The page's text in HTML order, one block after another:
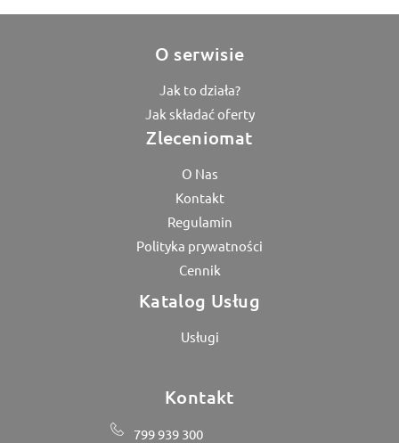
O serwisie
Jak to działa?
Jak składać oferty
Zleceniomat
O Nas
Kontakt
Regulamin
Polityka prywatności
Cennik
Katalog Usług
Usługi
Kontakt
799 939 300